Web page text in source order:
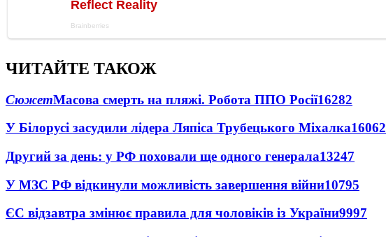
ЧИТАЙТЕ ТАКОЖ
СюжетМасова смерть на пляжі. Робота ППО Росії16282
У Білорусі засудили лідера Ляпіса Трубецького Міхалка16062
Другий за день: у РФ поховали ще одного генерала13247
У МЗС РФ відкинули можливість завершення війни10795
ЄС відзавтра змінює правила для чоловіків із України9997